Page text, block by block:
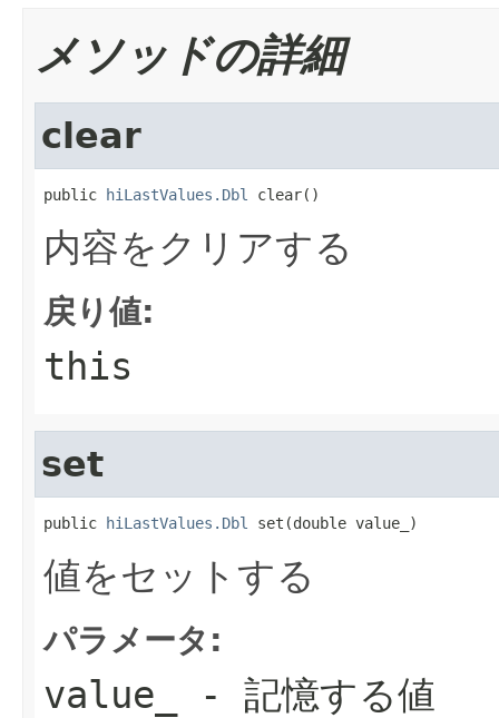
メソッドの詳細
clear
public hiLastValues.Dbl clear()
内容をクリアする
戻り値:
this
set
public hiLastValues.Dbl set(double value_)
値をセットする
パラメータ:
value_ - 記憶する値